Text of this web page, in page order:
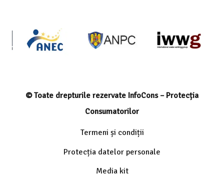
© Toate drepturile rezervate InfoCons – Protecția
Consumatorilor
Termeni și condiții
Protecția datelor personale
Media kit